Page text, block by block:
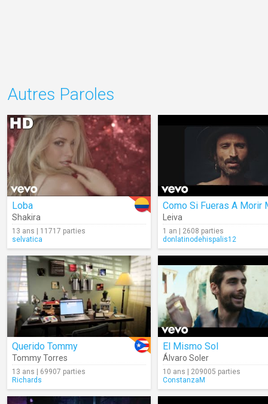
Autres Paroles
Loba
Shakira
13 ans | 11717 parties
selvatica
Leiva
1 an | 2608 parties
donlatinodehispalis12
Querido Tommy
Tommy Torres
13 ans | 69907 parties
Richards
El Mismo Sol
Álvaro Soler
10 ans | 209005 parties
ConstanzaM